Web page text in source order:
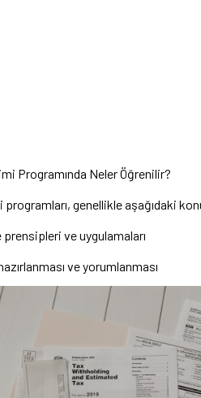
Programında Neler Öğrenilir?
genellikle aşağıdaki
ve uygulamaları
ve yorumlanması